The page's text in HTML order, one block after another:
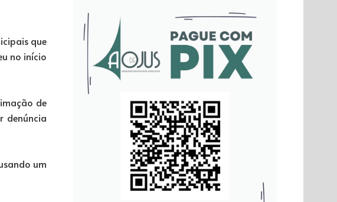
que
no início
de
denúncia
um